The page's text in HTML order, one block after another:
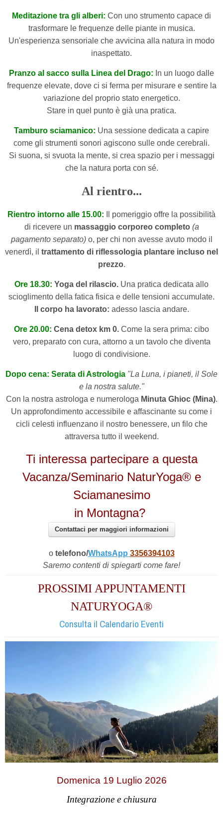
Meditazione tra gli alberi: Con uno strumento capace di
trasformare le frequenze delle piante in musica.
Un'esperienza sensoriale che avvicina alla natura in modo
inaspettato.
Pranzo al sacco sulla Linea del Drago: In un luogo dalle
frequenze elevate, dove ci si ferma per misurare e sentire la
variazione del proprio stato energetico.
Stare in quel punto è già una pratica.
Tamburo sciamanico: Una sessione dedicata a capire
come gli strumenti sonori agiscono sulle onde cerebrali.
Si suona, si svuota la mente, si crea spazio per i messaggi
che la natura porta con sé.
Al rientro...
Rientro intorno alle 15.00:
Il pomeriggio offre la possibilità
di ricevere un massaggio corporeo completo (a
pagamento separato)o, per chi non avesse avuto modo il
venerdì, il trattamento di riflessologia plantare incluso nel
prezzo.
Ore 18.30: Yoga del rilascio. Una pratica dedicata allo
scioglimento della fatica fisica e delle tensioni accumulate.
Il corpo ha lavorato: adesso lascia andare.
Ore 20.00: Cena detox km 0. Come la sera prima: cibo
vero, preparato con cura, attorno a un tavolo che diventa
luogo di condivisione.
Dopo cena: Serata di Astrologia "La Luna, i pianeti, il Sole
e la nostra salute."
Con la nostra astrologa e numerologa Minuta Ghioc (Mina).
Un approfondimento accessibile e affascinante su come i
cicli celesti influenzano il nostro benessere, un filo che
attraversa tutto il weekend.
Ti interessa partecipare a questa
Vacanza/Seminario NaturYoga® e
Sciamanesimo
in Montagna?
Contattaci per maggiori informazioni
o telefono/WhatsApp 3356394103
Saremo contenti di spiegarti come fare!
PROSSIMI APPUNTAMENTI
NATURYOGA®
Consulta il Calendario Eventi
Domenica 19 Luglio 2026
Integrazione e chiusura